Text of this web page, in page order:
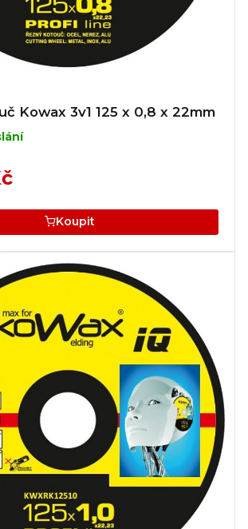
Kowax 3v1 125 x 0,8 x 22mm
Koupit